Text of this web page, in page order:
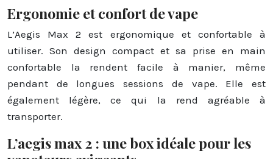
Ergonomie et confort de vape
L’Aegis Max 2 est ergonomique et confortable à
utiliser. Son design compact et sa prise en main
confortable la rendent facile à manier, même
pendant de longues sessions de vape. Elle est
également légère, ce qui la rend agréable à
transporter.
L’aegis max 2 : une box idéale pour les